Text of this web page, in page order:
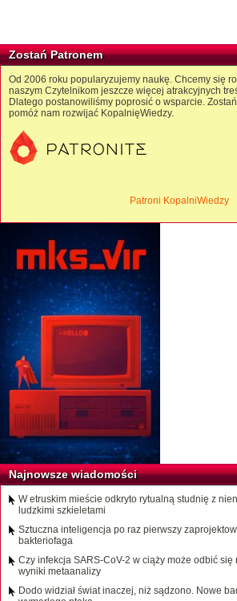
Zostań Patronem
Od 2006 roku popularyzujemy naukę. Chcemy się
naszym Czytelnikom jeszcze więcej atrakcyjnych
Dlatego postanowiliśmy poprosić o wsparcie.
pomóż nam rozwijać KopalnięWiedzy.
Patroni KopalniWiedzy
Najnowsze wiadomości
W etruskim mieście odkryto rytualną studnię z
ludzkimi szkieletami
Sztuczna inteligencja po raz pierwszy
bakteriofaga
Czy infekcja SARS-CoV-2 w ciąży może odbić
wyniki metaanalizy
Dodo widział świat inaczej, niż sądzono. Nowe